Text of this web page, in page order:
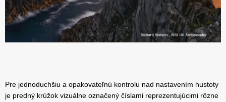
Pre jednoduchšiu a opakovateľnú kontrolu nad nastavením hustoty
je predný krúžok vizuálne označený číslami reprezentujúcimi rôzne